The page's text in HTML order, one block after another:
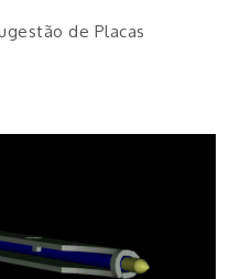
de Placas